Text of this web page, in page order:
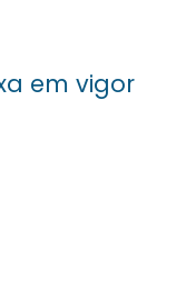
em vigor